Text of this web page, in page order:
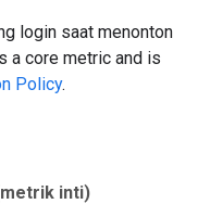
login saat menonton
a core metric and is
Policy.
inti)